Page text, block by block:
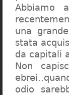
Abbiamo
una
stata
da capitali
Non
odio